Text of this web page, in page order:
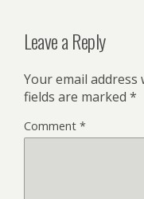
Leave a Reply
Your email
fields are marked *
Comment *